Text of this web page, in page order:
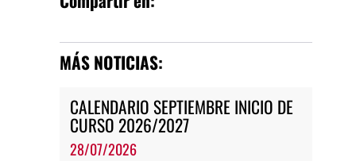
MÁS NOTICIAS:
CALENDARIO SEPTIEMBRE INICIO DE
CURSO 2026/2027
28/07/2026